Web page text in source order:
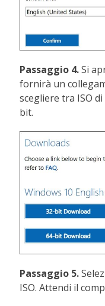
Passaggio 4.Si
fornirà un
scegliere tra ISO
bit.
Passaggio 5.
ISO. Attendi il